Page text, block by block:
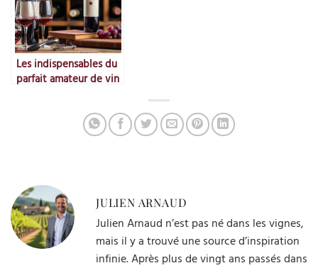
Les indispensables du
parfait amateur de vin
JULIEN ARNAUD
Julien Arnaud n’est pas né dans les vignes,
mais il y a trouvé une source d’inspiration
infinie. Après plus de vingt ans passés dans